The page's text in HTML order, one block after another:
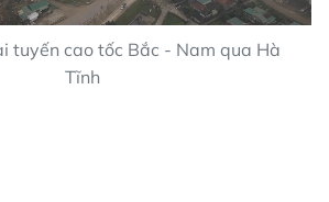
tuyến cao tốc Bắc - Nam qua Hà
Tĩnh